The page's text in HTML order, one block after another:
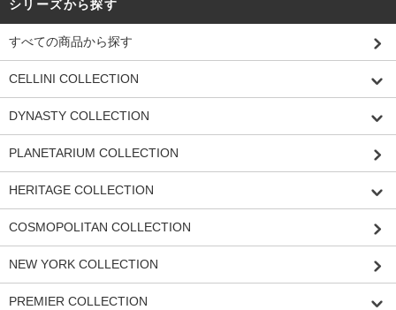
シリーズから探す
すべての商品から探す
CELLINI COLLECTION
DYNASTY COLLECTION
PLANETARIUM COLLECTION
HERITAGE COLLECTION
COSMOPOLITAN COLLECTION
NEW YORK COLLECTION
PREMIER COLLECTION